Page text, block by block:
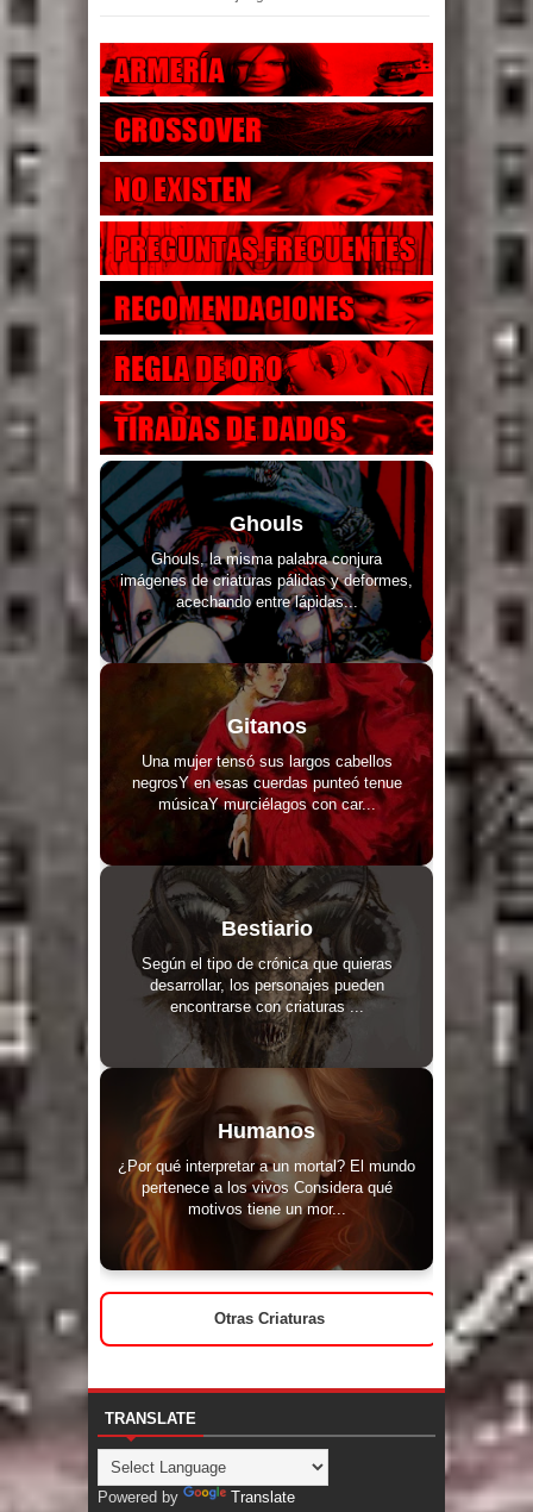
Ghouls
Ghouls, la misma palabra conjura
imágenes de criaturas pálidas y deformes,
acechando entre lápidas...
Gitanos
Una mujer tensó sus largos cabellos
negrosY en esas cuerdas punteó tenue
músicaY murciélagos con car...
Bestiario
Según el tipo de crónica que quieras
desarrollar, los personajes pueden
encontrarse con criaturas ...
Humanos
¿Por qué interpretar a un mortal? El mundo
pertenece a los vivos Considera qué
motivos tiene un mor...
Otras Criaturas
TRANSLATE
Powered by Translate